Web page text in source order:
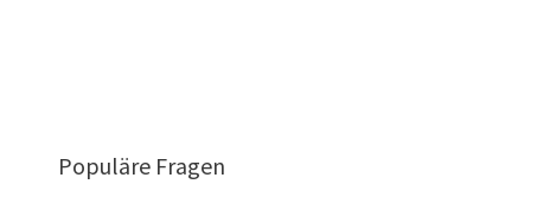
Populäre Fragen